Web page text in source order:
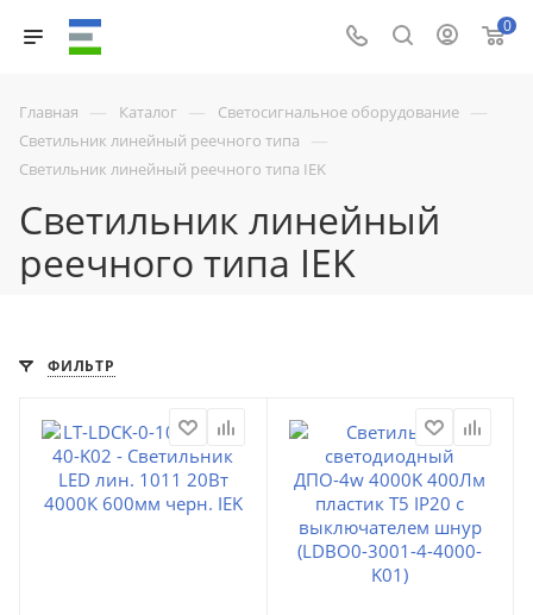
0
Главная — Каталог — Светосигнальное оборудование —
Светильник линейный реечного типа —
Светильник линейный реечного типа IEK
Светильник линейный
реечного типа IEK
ФИЛЬТР